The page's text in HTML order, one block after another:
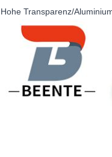
Hohe Transparenz/